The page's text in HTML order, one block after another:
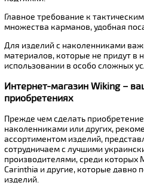
Главное требование к
множества карманов, удобная
Для изделий с наколенниками
материалов, которые не придут в
использовании в особо сложных
Интернет-магазин Wiking –
приобретениях
Прежде чем сделать
наколенниками или других,
ассортиментом изделий,
сотрудничаем с лучшими
производителями, среди которых
Carinthia и другие, которые давно
изделий.